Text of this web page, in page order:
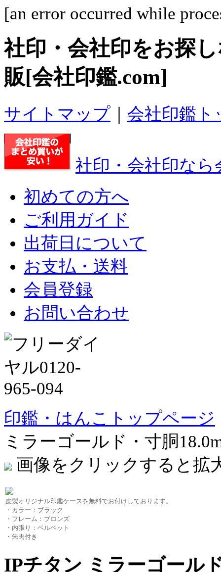
[an error occurred while
社印・会社印をお探
販[会社印鑑.com]
サイトマップ 会社印鑑ト
社印・会社印なら
初めての方へ
ご利用ガイド
出荷日について
お支払・送料
会員登録
お問い合わせ
印鑑・はんこトップページ
ミラーゴールド・寸胴
画像をクリックすると拡
皮製オリジナル印鑑ケースを無料でお付けしております。
・カラー：ブラック
・フレーム：ブロンズ
・内張り：ベルベット
・朱肉付き
IPチタン ミラーゴール